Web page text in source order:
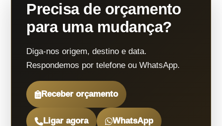
Precisa de orçamento
para uma mudança?
Diga-nos origem, destino e data.
Respondemos por telefone ou WhatsApp.
Receber orçamento
Ligar agora WhatsApp